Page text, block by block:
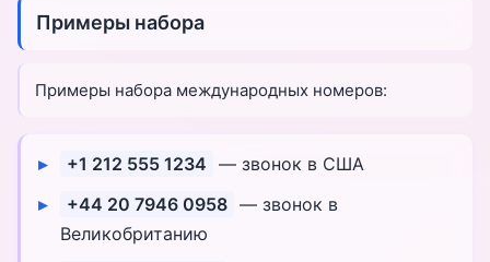
Примеры набора
Примеры набора международных номеров:
+1 212 555 1234 — звонок в США
+44 20 7946 0958 — звонок в
Великобританию